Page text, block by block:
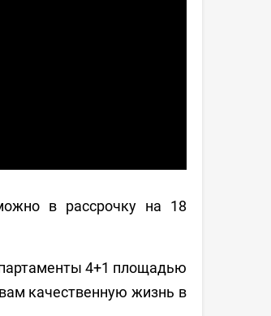
в рассрочку на 18
4+1 площадью
качественную жизнь в